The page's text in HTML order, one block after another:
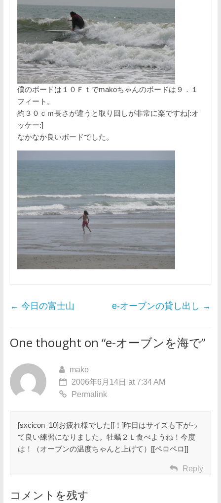
僕のボードは１０Ｆｔでmakoちゃんのボードは９．１
フィート。
約３０ｃｍ長さが違うと取り回しが非常に楽ですね[:オ
ッケー:]
なかなか良いボードでした。
← 今日の富士山 e-オーブンの貸し出し →
One thought on “e-オーブンを海で”
mako
2006年6月14日 at 7:34 AM
Permalink
[sxcicon_10]お疲れ様でした[[！]昨日はサイズも下がっ
て良い練習になりました。牡蠣２Ｌ食べようね！今度
は！（オーブンの温度ちゃんと上げて）[[ペロペロ]]
Reply
コメントを残す